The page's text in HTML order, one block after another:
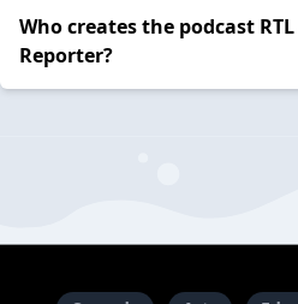
Who creates the podcast
Reporter?